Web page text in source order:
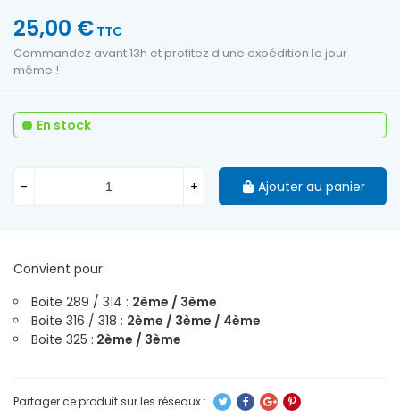
Convient pour:
Boite 289 / 314 : 2ème / 3ème
Boite 316 / 318 : 2ème / 3ème / 4ème
Boite 325 : 2ème / 3ème
25,00 € TTC
Commandez avant 13h et profitez d'une expédition le jour
même !
En stock
- + Ajouter au panier